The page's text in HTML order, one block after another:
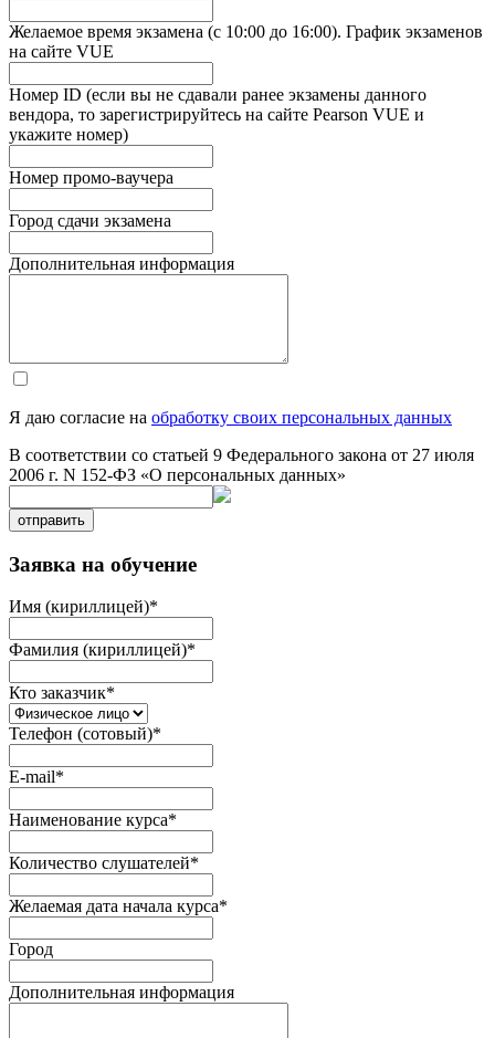
Желаемое время экзамена (с 10:00 до 16:00). График экзаменов
на сайте VUE
Номер ID (если вы не сдавали ранее экзамены данного
вендора, то зарегистрируйтесь на сайте Pearson VUE и
укажите номер)
Номер промо-ваучера
Город сдачи экзамена
Дополнительная информация
Я даю согласие на обработку своих персональных данных
В соответствии со статьей 9 Федерального закона от 27 июля
2006 г. N 152-ФЗ «О персональных данных»
отправить
Заявка на обучение
Имя (кириллицей)*
Фамилия (кириллицей)*
Кто заказчик*
Телефон (сотовый)*
E-mail*
Наименование курса*
Количество слушателей*
Желаемая дата начала курса*
Город
Дополнительная информация